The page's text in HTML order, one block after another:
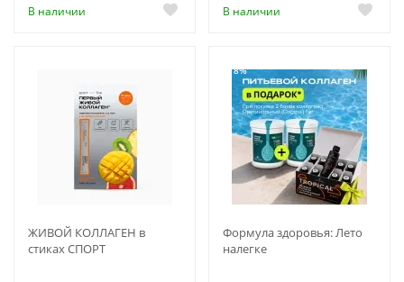
В наличии В наличии
ЖИВОЙ КОЛЛАГЕН в
стиках СПОРТ
-18%
Формула здоровья: Лето
налегке